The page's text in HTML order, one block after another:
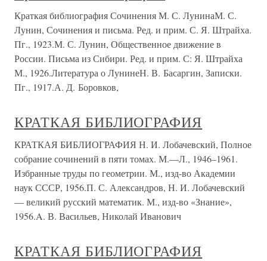
Краткая библиография Сочинения М. С. ЛунинаМ. С.
Лунин, Сочинения и письма. Ред. и прим. С. Я. Штрайха.
Пг., 1923.М. С. Лунин, Общественное движение в
России. Письма из Сибири. Ред. и прим. С: Я. Штрайха
М., 1926.Литература о ЛунинеН. В. Басаргин, Записки.
Пг., 1917.А. Д. Боровков,
КРАТКАЯ БИБЛИОГРАФИЯ
КРАТКАЯ БИБЛИОГРАФИЯ Н. И. Лобачевский, Полное
собрание сочинений в пяти томах. М.—Л., 1946–1961.
Избранные труды по геометрии. М., изд-во Академии
наук СССР, 1956.П. С. Александров, Н. И. Лобачевский
— великий русский математик. М., изд-во «Знание»,
1956.A. В. Васильев, Николай Иванович
КРАТКАЯ БИБЛИОГРАФИЯ